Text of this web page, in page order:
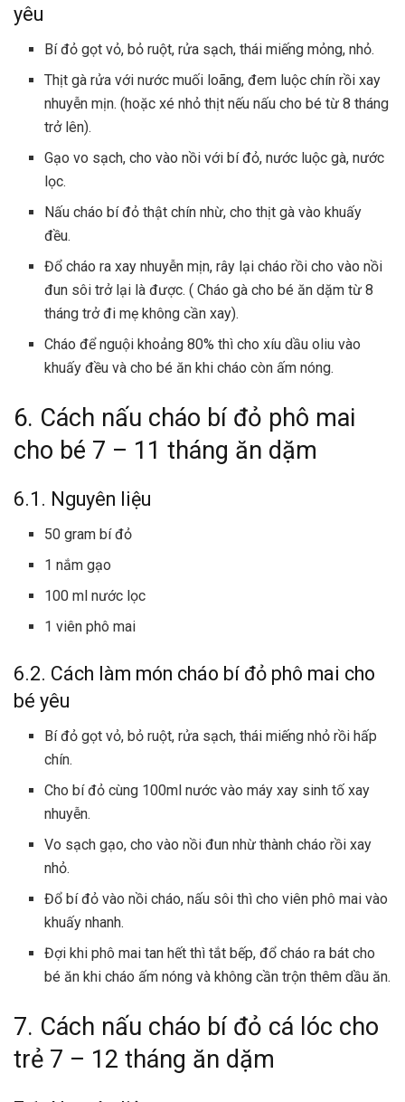
yêu
Bí đỏ gọt vỏ, bỏ ruột, rửa sạch, thái miếng mỏng, nhỏ.
Thịt gà rửa với nước muối loãng, đem luộc chín rồi xay
nhuyễn mịn. (hoặc xé nhỏ thịt nếu nấu cho bé từ 8 tháng
trở lên).
Gạo vo sạch, cho vào nồi với bí đỏ, nước luộc gà, nước
lọc.
Nấu cháo bí đỏ thật chín nhừ, cho thịt gà vào khuấy
đều.
Đổ cháo ra xay nhuyễn mịn, rây lại cháo rồi cho vào nồi
đun sôi trở lại là được. (Cháo gà cho bé ăn dặm từ 8
tháng trở đi mẹ không cần xay).
Cháo để nguội khoảng 80% thì cho xíu dầu oliu vào
khuấy đều và cho bé ăn khi cháo còn ấm nóng.
6. Cách nấu cháo bí đỏ phô mai
cho bé 7 – 11 tháng ăn dặm
6.1. Nguyên liệu
50 gram bí đỏ
1 nắm gạo
100 ml nước lọc
1 viên phô mai
6.2. Cách làm món cháo bí đỏ phô mai cho
bé yêu
Bí đỏ gọt vỏ, bỏ ruột, rửa sạch, thái miếng nhỏ rồi hấp
chín.
Cho bí đỏ cùng 100ml nước vào máy xay sinh tố xay
nhuyễn.
Vo sạch gạo, cho vào nồi đun nhừ thành cháo rồi xay
nhỏ.
Đổ bí đỏ vào nồi cháo, nấu sôi thì cho viên phô mai vào
khuấy nhanh.
Đợi khi phô mai tan hết thì tắt bếp, đổ cháo ra bát cho
bé ăn khi cháo ấm nóng và không cần trộn thêm dầu ăn.
7. Cách nấu cháo bí đỏ cá lóc cho
trẻ 7 – 12 tháng ăn dặm